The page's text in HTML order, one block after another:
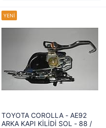
TOYOTA COROLLA - AE92
ARKA KAPI KİLİDİ SOL - 88 /